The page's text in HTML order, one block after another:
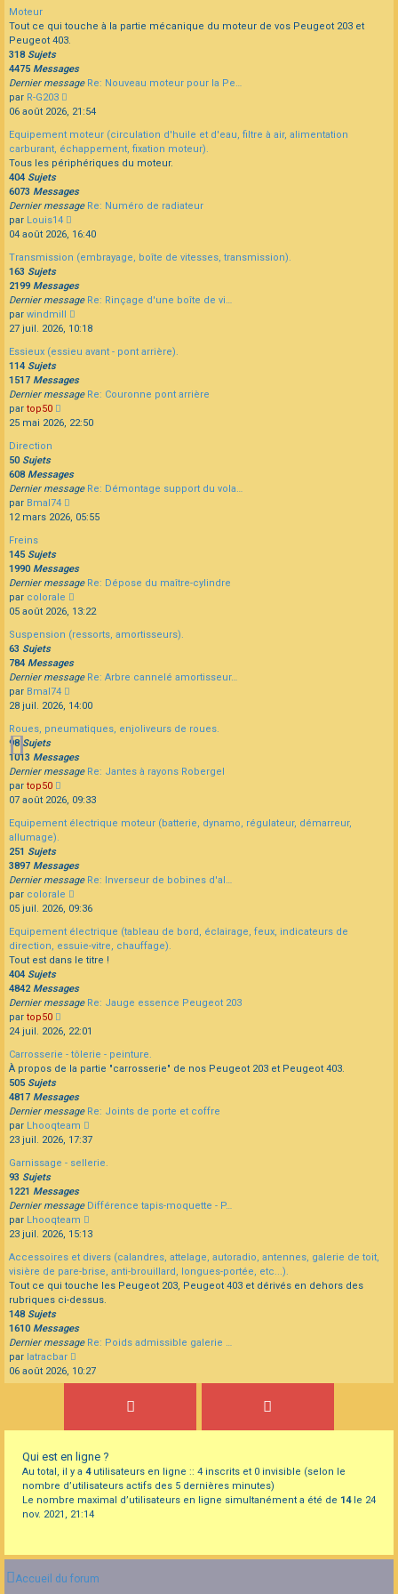
Moteur
Tout ce qui touche à la partie mécanique du moteur de vos Peugeot 203 et
Peugeot 403.
318 Sujets
4475 Messages
Dernier message Re: Nouveau moteur pour la Pe…
par R-G203
le
message
06 août 2026, 21:54
Equipement moteur (circulation d'huile et d'eau, filtre à air, alimentation
carburant, échappement, fixation moteur).
Tous les périphériques du moteur.
404 Sujets
6073 Messages
Dernier message Re: Numéro de radiateur
par Louis14
le
message
04 août 2026, 16:40
Transmission (embrayage, boîte de vitesses, transmission).
163 Sujets
2199 Messages
Dernier message Re: Rinçage d'une boîte de vi…
par windmill
le
message
27 juil. 2026, 10:18
Essieux (essieu avant - pont arrière).
114 Sujets
1517 Messages
Dernier message Re: Couronne pont arrière
par top50
le
25 mai 2026, 22:50
Direction
50 Sujets
608 Messages
Dernier message Re: Démontage support du vola…
par Bmal74
le
12 mars 2026, 05:55
Freins
145 Sujets
1990Messages
Dernier message Re: Dépose du maître-cylindre
par colorale
le
message
05 août 2026, 13:22
Suspension (ressorts, amortisseurs).
63 Sujets
784 Messages
Dernier message Re: Arbre cannelé amortisseur…
par Bmal74
le
message
28 juil. 2026, 14:00
Roues, pneumatiques, enjoliveurs de roues.
98 Sujets
1013 Messages
Dernier message Re: Jantes à rayons Robergel
par top50
le
message
07 août 2026, 09:33
Equipement électrique moteur (batterie, dynamo, régulateur, démarreur,
allumage).
251 Sujets
3897 Messages
Dernier message Re: Inverseur de bobines d'al…
par colorale
le
message
05 juil. 2026, 09:36
Equipement électrique (tableau de bord, éclairage, feux, indicateurs de
direction, essuie-vitre, chauffage).
Tout est dans le titre !
404 Sujets
4842Messages
Dernier message Re: Jauge essence Peugeot 203
par top50
le
message
24 juil. 2026, 22:01
Carrosserie - tôlerie - peinture.
À propos de la partie "carrosserie" de nos Peugeot 203 et Peugeot 403.
505 Sujets
4817 Messages
Dernier message Re: Joints de porte et coffre
par Lhooqteam
le
message
23 juil. 2026, 17:37
Garnissage - sellerie.
93 Sujets
1221 Messages
Dernier message Différence tapis-moquette - P…
par Lhooqteam
le
message
23 juil. 2026, 15:13
Accessoires et divers (calandres, attelage, autoradio, antennes, galerie de toit,
visière de pare-brise, anti-brouillard, longues-portée, etc...).
Tout ce qui touche les Peugeot 203, Peugeot 403 et dérivés en dehors des
rubriques ci-dessus.
148 Sujets
1610Messages
Dernier message Re: Poids admissible galerie …
par latracbar
le
dernier
06 août 2026, 10:27
Qui est en ligne ?
Au total, il y a 4utilisateurs en ligne :: 4 inscrits et 0 invisible (selon le
nombre d’utilisateurs actifs des 5 dernières minutes)
Le nombre maximal d’utilisateurs en ligne simultanément a été de 14le 24
nov. 2021, 21:14
Accueil du forum